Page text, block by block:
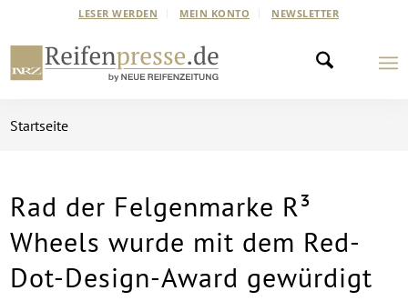
LESER WERDEN MEIN KONTO NEWSLETTER
Startseite
Rad der Felgenmarke R³
Wheels wurde mit dem Red-
Dot-Design-Award gewürdigt